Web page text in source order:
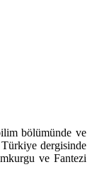
bölümünde ve
dergisinde
ve Fantezi